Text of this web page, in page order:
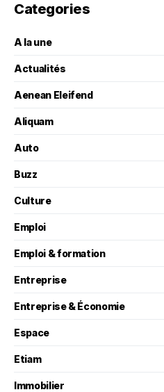
Categories
A la une
Actualités
Aenean Eleifend
Aliquam
Auto
Buzz
Culture
Emploi
Emploi & formation
Entreprise
Entreprise & Économie
Espace
Etiam
Immobilier